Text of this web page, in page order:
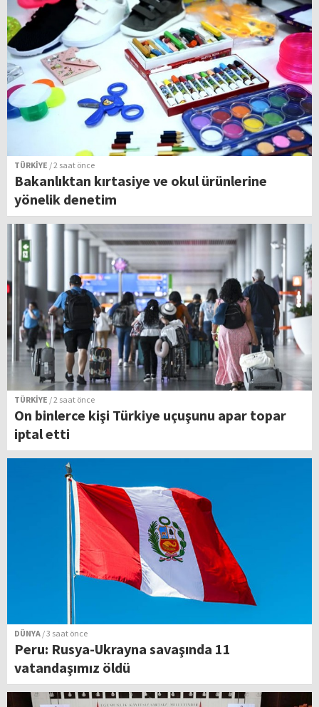
TÜRKİYE / 2 saat önce
Bakanlıktan kırtasiye ve okul ürünlerine
yönelik denetim
TÜRKİYE / 2 saat önce
On binlerce kişi Türkiye uçuşunu apar topar
iptal etti
DÜNYA / 3 saat önce
Peru: Rusya-Ukrayna savaşında 11
vatandaşımız öldü